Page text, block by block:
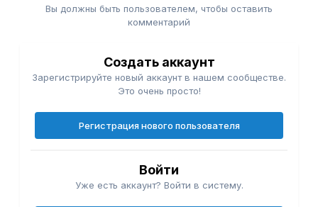
Вы должны быть пользователем, чтобы оставить
комментарий
Создать аккаунт
Зарегистрируйте новый аккаунт в нашем сообществе.
Это очень просто!
Регистрация нового пользователя
Войти
Уже есть аккаунт? Войти в систему.